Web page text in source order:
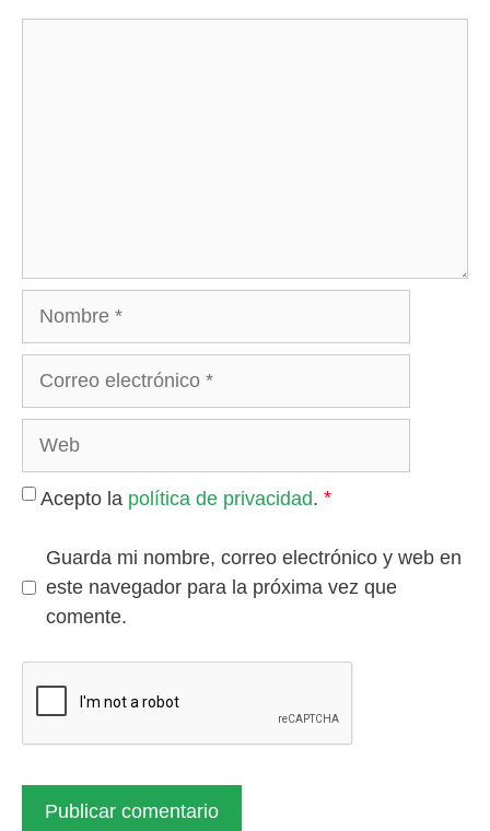
Nombre
Acepto la política de privacidad. *
Guarda mi nombre, correo electrónico y web en
este navegador para la próxima vez que
comente.